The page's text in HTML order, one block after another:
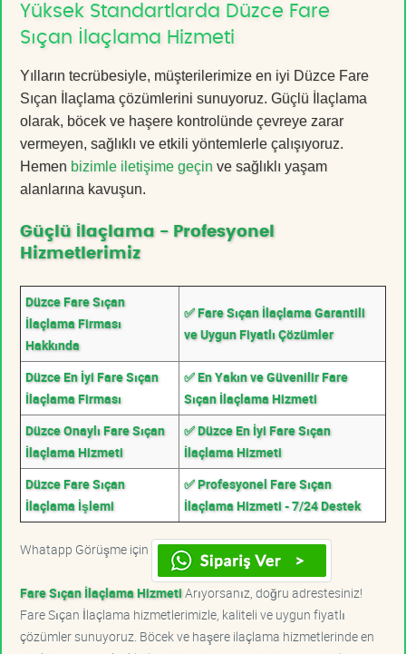
Yüksek Standartlarda Düzce Fare
Sıçan İlaçlama Hizmeti
Yılların tecrübesiyle, müşterilerimize en iyi Düzce Fare
Sıçan İlaçlama çözümlerini sunuyoruz. Güçlü İlaçlama
olarak, böcek ve haşere kontrolünde çevreye zarar
vermeyen, sağlıklı ve etkili yöntemlerle çalışıyoruz.
Hemen bizimle iletişime geçin ve sağlıklı yaşam
alanlarına kavuşun.
Güçlü İlaçlama - Profesyonel
Hizmetlerimiz
Düzce Fare Sıçan
İlaçlama Firması
Hakkında
✅ Fare Sıçan İlaçlama Garantili
ve Uygun Fiyatlı Çözümler
Düzce En İyi Fare Sıçan
İlaçlama Firması
✅ En Yakın ve Güvenilir Fare
Sıçan İlaçlama Hizmeti
Düzce Onaylı Fare Sıçan
İlaçlama Hizmeti
✅ Düzce En İyi Fare Sıçan
İlaçlama Hizmeti
Düzce Fare Sıçan
İlaçlama İşlemi
✅ Profesyonel Fare Sıçan
İlaçlama Hizmeti - 7/24 Destek
Whatapp Görüşme için
Fare Sıçan İlaçlama HizmetiArıyorsanız, doğru adrestesiniz!
Fare Sıçan İlaçlama hizmetlerimizle, kaliteli ve uygun fiyatlı
çözümler sunuyoruz. Böcek ve haşere ilaçlama hizmetlerinde en